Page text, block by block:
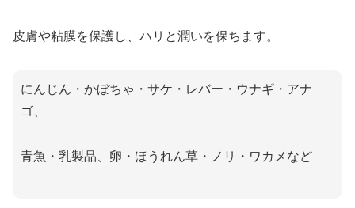
皮膚や粘膜を保護し、ハリと潤いを保ちます。
にんじん・かぼちゃ・サケ・レバー・ウナギ・アナ
ゴ、
青魚・乳製品、卵・ほうれん草・ノリ・ワカメなど